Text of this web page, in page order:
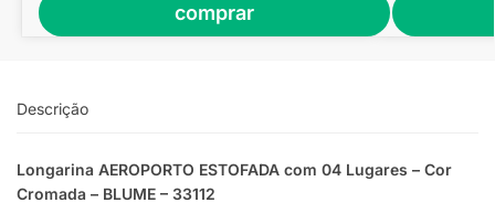
comprar
Descrição
Longarina AEROPORTO ESTOFADA com 04 Lugares – Cor
Cromada – BLUME – 33112